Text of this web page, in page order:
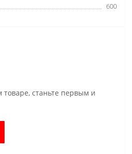
600
станьте первым и